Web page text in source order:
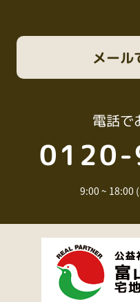
電話で
9:00 ~ 18:00
メール